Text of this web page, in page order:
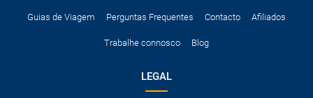
Guias de Viagem Perguntas Frequentes Contacto Afiliados
Trabalhe connosco Blog
LEGAL